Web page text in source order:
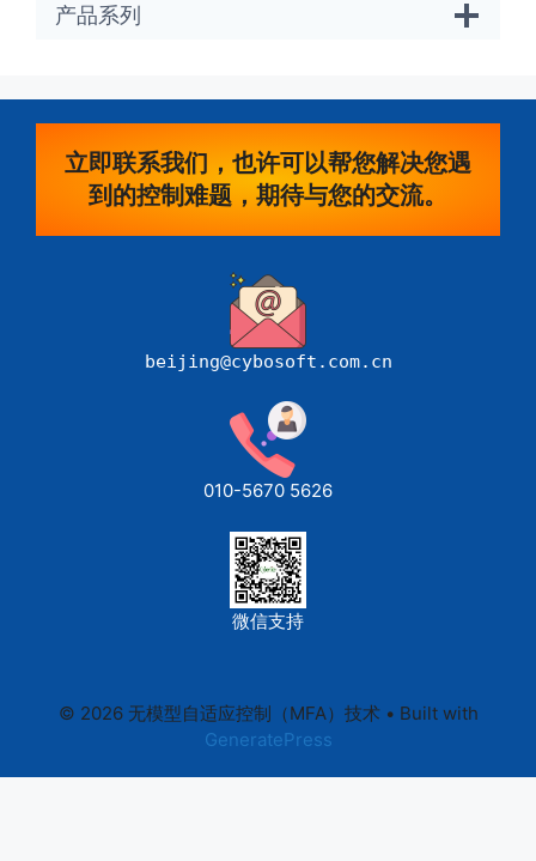
产品系列
立即联系我们，也许可以帮您解决您遇
到的控制难题，期待与您的交流。
beijing@cybosoft.com.cn
010-5670 5626
微信支持
© 2026 无模型自适应控制（MFA）技术• Built with
GeneratePress